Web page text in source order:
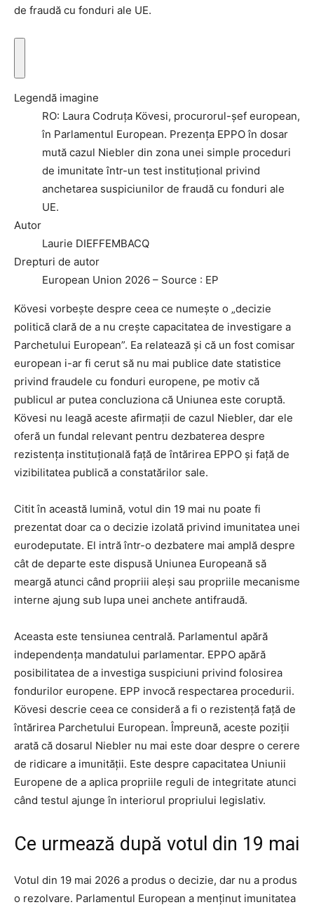
de fraudă cu fonduri ale UE.
i
n
o
m
a
ț
i
i
l
e
i
m
a
i
n
i
i
Legendă imagine
RO: Laura Codruța Kövesi, procurorul-șef european,
în Parlamentul European. Prezența EPPO în dosar
mută cazul Niebler din zona unei simple proceduri
de imunitate într-un test instituțional privind
anchetarea suspiciunilor de fraudă cu fonduri ale
UE.
Autor
Laurie DIEFFEMBACQ
Drepturi de autor
European Union 2026 – Source : EP
Kövesi vorbește despre ceea ce numește o „decizie
politică clară de a nu crește capacitatea de investigare a
Parchetului European”. Ea relatează și că un fost comisar
european i-ar fi cerut să nu mai publice date statistice
privind fraudele cu fonduri europene, pe motiv că
publicul ar putea concluziona că Uniunea este coruptă.
Kövesi nu leagă aceste afirmații de cazul Niebler, dar ele
oferă un fundal relevant pentru dezbaterea despre
rezistența instituțională față de întărirea EPPO și față de
vizibilitatea publică a constatărilor sale.
Citit în această lumină, votul din 19 mai nu poate fi
prezentat doar ca o decizie izolată privind imunitatea unei
eurodeputate. El intră într-o dezbatere mai amplă despre
cât de departe este dispusă Uniunea Europeană să
meargă atunci când propriii aleși sau propriile mecanisme
interne ajung sub lupa unei anchete antifraudă.
Aceasta este tensiunea centrală. Parlamentul apără
independența mandatului parlamentar. EPPO apără
posibilitatea de a investiga suspiciuni privind folosirea
fondurilor europene. EPP invocă respectarea procedurii.
Kövesi descrie ceea ce consideră a fi o rezistență față de
întărirea Parchetului European. Împreună, aceste poziții
arată că dosarul Niebler nu mai este doar despre o cerere
de ridicare a imunității. Este despre capacitatea Uniunii
Europene de a aplica propriile reguli de integritate atunci
când testul ajunge în interiorul propriului legislativ.
Ce urmează după votul din 19 mai
Votul din 19 mai 2026 a produs o decizie, dar nu a produs
o rezolvare. Parlamentul European a menținut imunitatea